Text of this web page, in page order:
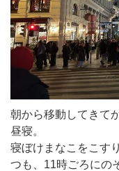
朝から移動してきて
昼寝。
寝ぼけまなこをこす
つも、11時ごろにの